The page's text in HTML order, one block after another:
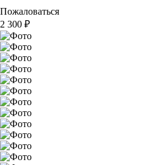
Пожаловаться
2 300 ₽